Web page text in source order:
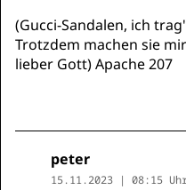
(Gucci-Sandalen, ich
Trotzdem machen sie
lieber Gott) Apache 207
peter
15.11.2023 | 08:15